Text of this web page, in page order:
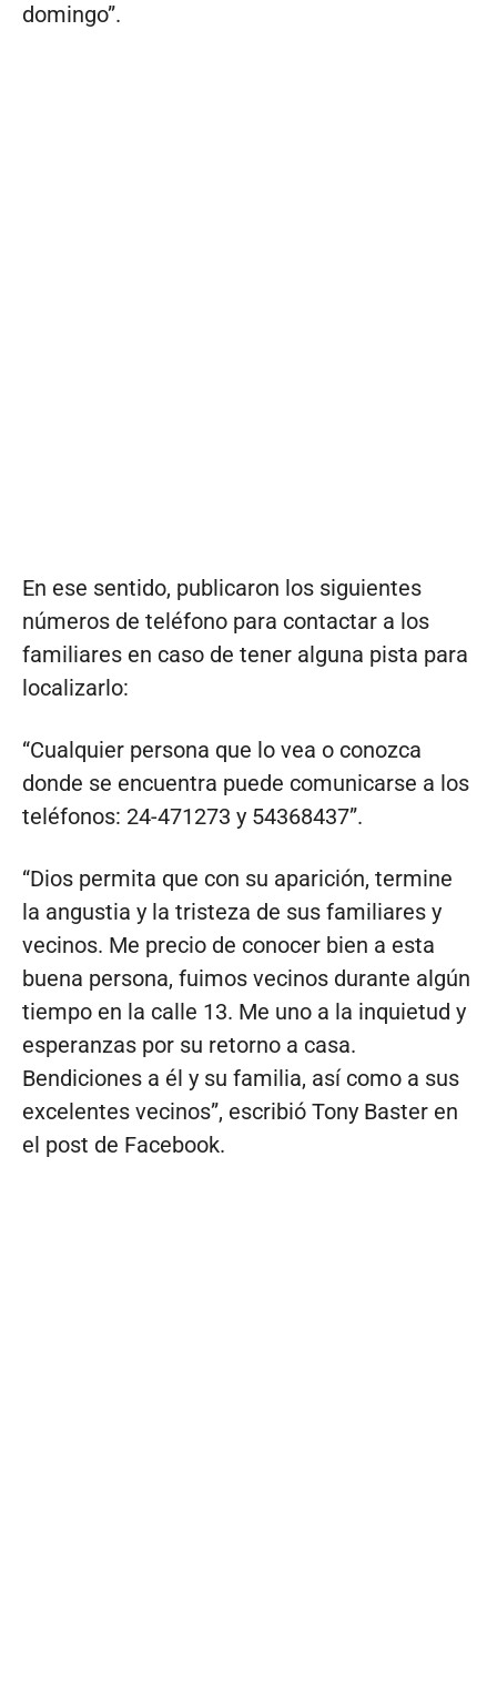
domingo”.
En ese sentido, publicaron los siguientes
números de teléfono para contactar a los
familiares en caso de tener alguna pista para
localizarlo:
“Cualquier persona que lo vea o conozca
donde se encuentra puede comunicarse a los
teléfonos: 24-471273 y 54368437”.
“Dios permita que con su aparición, termine
la angustia y la tristeza de sus familiares y
vecinos. Me precio de conocer bien a esta
buena persona, fuimos vecinos durante algún
tiempo en la calle 13. Me uno a la inquietud y
esperanzas por su retorno a casa.
Bendiciones a él y su familia, así como a sus
excelentes vecinos”, escribió Tony Baster en
el post de Facebook.